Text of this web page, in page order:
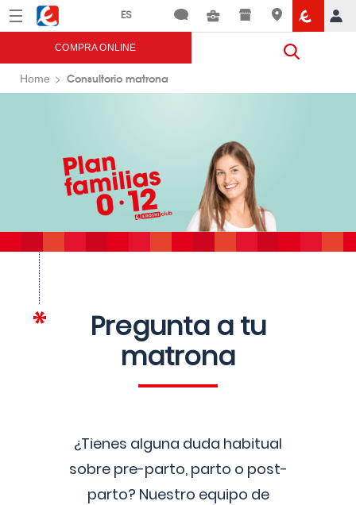
Menú Eroski
COMPRA ONLINE
Home Consultorio matrona
Pregunta a tu
matrona
¿Tienes alguna duda habitual
sobre pre-parto, parto o post-
parto? Nuestro equipo de